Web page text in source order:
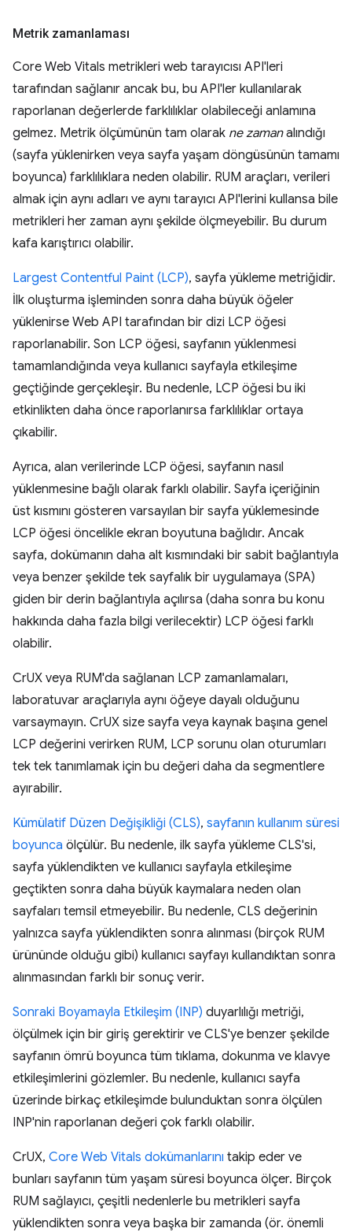
Metrik zamanlaması
Core Web Vitals metrikleri web tarayıcısı API'leri
tarafından sağlanır ancak bu, bu API'ler kullanılarak
raporlanan değerlerde farklılıklar olabileceği anlamına
gelmez. Metrik ölçümünün tam olarak ne zamanalındığı
(sayfa yüklenirken veya sayfa yaşam döngüsünün tamamı
boyunca) farklılıklara neden olabilir. RUM araçları, verileri
almak için aynı adları ve aynı tarayıcı API'lerini kullansa bile
metrikleri her zaman aynı şekilde ölçmeyebilir. Bu durum
kafa karıştırıcı olabilir.
Largest Contentful Paint (LCP), sayfa yükleme metriğidir.
İlk oluşturma işleminden sonra daha büyük öğeler
yüklenirse Web API tarafından bir dizi LCP öğesi
raporlanabilir. Son LCP öğesi, sayfanın yüklenmesi
tamamlandığında veya kullanıcı sayfayla etkileşime
geçtiğinde gerçekleşir. Bu nedenle, LCP öğesi bu iki
etkinlikten daha önce raporlanırsa farklılıklar ortaya
çıkabilir.
Ayrıca, alan verilerinde LCP öğesi, sayfanın nasıl
yüklenmesine bağlı olarak farklı olabilir. Sayfa içeriğinin
üst kısmını gösteren varsayılan bir sayfa yüklemesinde
LCP öğesi öncelikle ekran boyutuna bağlıdır. Ancak
sayfa, dokümanın daha alt kısmındaki bir sabit bağlantıyla
veya benzer şekilde tek sayfalık bir uygulamaya (SPA)
giden bir derin bağlantıyla açılırsa (daha sonra bu konu
hakkında daha fazla bilgi verilecektir) LCP öğesi farklı
olabilir.
CrUX veya RUM'da sağlanan LCP zamanlamaları,
laboratuvar araçlarıyla aynı öğeye dayalı olduğunu
varsaymayın. CrUX size sayfa veya kaynak başına genel
LCP değerini verirken RUM, LCP sorunu olan oturumları
tek tek tanımlamak için bu değeri daha da segmentlere
ayırabilir.
Kümülatif Düzen Değişikliği (CLS), sayfanın kullanım süresi
boyunca ölçülür. Bu nedenle, ilk sayfa yükleme CLS'si,
sayfa yüklendikten ve kullanıcı sayfayla etkileşime
geçtikten sonra daha büyük kaymalara neden olan
sayfaları temsil etmeyebilir. Bu nedenle, CLS değerinin
yalnızca sayfa yüklendikten sonra alınması (birçok RUM
ürününde olduğu gibi) kullanıcı sayfayı kullandıktan sonra
alınmasından farklı bir sonuç verir.
Sonraki Boyamayla Etkileşim (INP) duyarlılığı metriği,
ölçülmek için bir giriş gerektirir ve CLS'ye benzer şekilde
sayfanın ömrü boyunca tüm tıklama, dokunma ve klavye
etkileşimlerini gözlemler. Bu nedenle, kullanıcı sayfa
üzerinde birkaç etkileşimde bulunduktan sonra ölçülen
INP'nin raporlanan değeri çok farklı olabilir.
CrUX, Core Web Vitals dokümanlarını takip eder ve
bunları sayfanın tüm yaşam süresi boyunca ölçer. Birçok
RUM sağlayıcı, çeşitli nedenlerle bu metrikleri sayfa
yüklendikten sonra veya başka bir zamanda (ör. önemli